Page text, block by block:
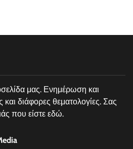
μας. Ενημέρωση και
διάφορες θεματολογίες. Σας
που είστε εδώ.